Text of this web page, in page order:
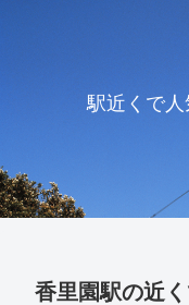
駅近くで人
香里園駅の近